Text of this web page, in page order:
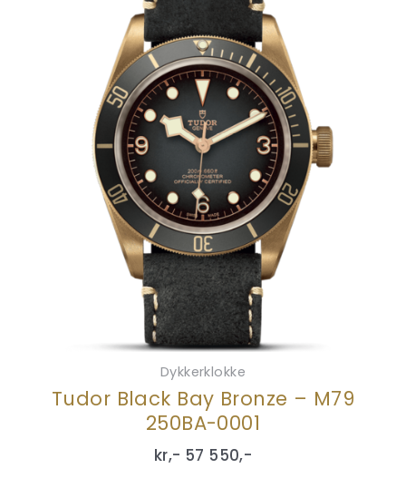
Dykkerklokke
Tudor Black Bay Bronze – M79
250BA-0001
kr,- 57 550,-